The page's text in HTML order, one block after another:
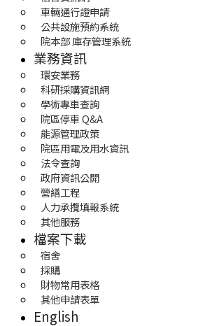
車輛通行證申請
公共設施預約系統
院本部 庫存管理系統
業務資訊
環安業務
科研採購資訊網
學術專車查詢
院區停車 Q&A
能源管理政策
院區用電及用水資訊
法令查詢
政府資訊公開
營繕工程
人力承攬填報系統
其他服務
檔案下載
宿舍
採購
財物常用表格
其他申請表單
English